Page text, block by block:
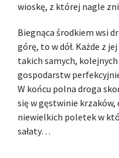
wioskę, z której nagle
Biegnąca środkiem wsi
górę, to w dół. Każde z
takich samych,
gospodarstw
W końcu polna droga
się w gęstwinie krzaków,
niewielkich poletek w
sałaty…